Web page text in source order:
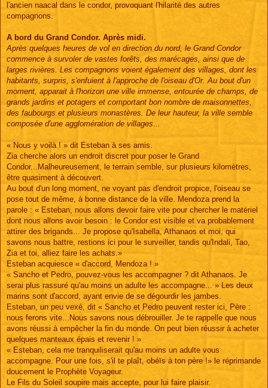
l'ancien naacal dans le condor, provoquant l'hilarité des autres
compagnons.
A bord du Grand Condor. Après midi.
Après quelques heures de vol en direction du nord, le Grand Condor
commence à survoler de vastes forêts, des marécages, ainsi que de
larges rivières. Les compagnons voient également des villages, dont les
habitants, surpris, s'enfuient à l'approche de l'oiseau d'Or. Au bout d'un
moment, apparait à l'horizon une ville immense, entourée de champs, de
grands jardins et potagers et comportant bon nombre de maisonnettes,
des faubourgs et plusieurs monastères. De leur hauteur, la ville semble
composée d'une agglomération de villages...
« Nous y voilà ! » dit Esteban à ses amis.
Zia cherche alors un endroit discret pour poser le Grand
Condor...Malheureusement, le terrain semble, sur plusieurs kilomètres,
être quasiment à découvert.
Au bout d'un long moment, ne voyant pas d'endroit propice, l'oiseau se
pose tout de même, à bonne distance de la ville. Mendoza prend la
parole : « Esteban, nous allons devoir faire vite pour chercher le matériel
dont nous allons avoir besoin : le Condor est visible et va probablement
attirer des brigands... Je propose qu'Isabella, Athanaos et moi, qui
savons nous battre, restions ici pour le surveiller, tandis qu'Indali, Tao,
Zia et toi, alliez faire les achats.»
Esteban acquiesce « d'accord, Mendoza ! »
« Sancho et Pedro, pouvez-vous les accompagner ? dit Athanaos. Je
serai plus rassuré qu'au moins un adulte les accompagne... » Les deux
marins sont d'accord, ayant envie de se dégourdir les jambes.
Esteban, un peu vexé, dit « Sancho et Pedro peuvent rester ici, Père :
nous ferons vite...Nous savons nous débrouiller. Je te rappelle que nous
avons réussi à empêcher la fin du monde. On peut bien réussir à acheter
quelques manteaux épais et revenir ! »
« Esteban, cela me tranquiliserait qu'au moins un adulte vous
accompagne. Pour une fois, s'il te plaît, obéïs à ton père !» le réprimande
doucement le Prophète Voyageur.
Le Fils du Soleil soupire mais accepte, pour lui faire plaisir.